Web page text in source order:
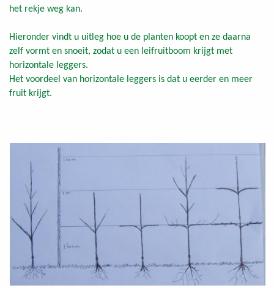
het rekje weg kan.
Hieronder vindt u uitleg hoe u de planten koopt en ze daarna
zelf vormt en snoeit, zodat u een leifruitboom krijgt met
horizontale leggers.
Het voordeel van horizontale leggers is dat u eerder en meer
fruit krijgt.